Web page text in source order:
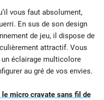
vous faut absolument,
En sus de son design
de jeu, il dispose de
attractif. Vous
éclairage multicolore
au gré de vos envies.
le micro cravate sans fil de